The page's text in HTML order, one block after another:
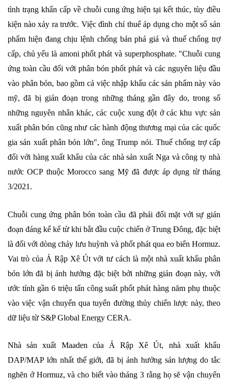
tình trạng khẩn cấp về chuỗi cung ứng hiện tại kết thúc, tùy điều
kiện nào xảy ra trước. Việc đình chỉ thuế áp dụng cho một số sản
phẩm hiện đang chịu lệnh chống bán phá giá và thuế chống trợ
cấp, chủ yếu là amoni phốt phát và superphosphate. "Chuỗi cung
ứng toàn cầu đối với phân bón phốt phát và các nguyên liệu đầu
vào phân bón, bao gồm cả việc nhập khẩu các sản phẩm này vào
mỹ, đã bị gián đoạn trong những tháng gần đây do, trong số
những nguyên nhân khác, các cuộc xung đột ở các khu vực sản
xuất phân bón cũng như các hành động thương mại của các quốc
gia sản xuất phân bón lớn", ông Trump nói. Thuế chống trợ cấp
đối với hàng xuất khẩu của các nhà sản xuất Nga và công ty nhà
nước OCP thuộc Morocco sang Mỹ đã được áp dụng từ tháng
3/2021.
Chuỗi cung ứng phân bón toàn cầu đã phải đối mặt với sự gián
đoạn đáng kể kể từ khi bắt đầu cuộc chiến ở Trung Đông, đặc biệt
là đối với dòng chảy lưu huỳnh và phốt phát qua eo biển Hormuz.
Vai trò của Ả Rập Xê Út với tư cách là một nhà xuất khẩu phân
bón lớn đã bị ảnh hưởng đặc biệt bởi những gián đoạn này, với
ước tính gần 6 triệu tấn công suất phốt phát hàng năm phụ thuộc
vào việc vận chuyển qua tuyến đường thủy chiến lược này, theo
dữ liệu từ S&P Global Energy CERA.
Nhà sản xuất Maaden của Ả Rập Xê Út, nhà xuất khẩu
DAP/MAP lớn nhất thế giới, đã bị ảnh hưởng sản lượng do tắc
nghẽn ở Hormuz, và cho biết vào tháng 3 rằng họ sẽ vận chuyển